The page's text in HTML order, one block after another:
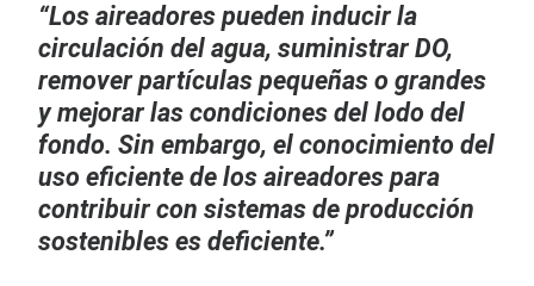
“Los aireadores pueden inducir la
circulación del agua, suministrar DO,
remover partículas pequeñas o grandes
y mejorar las condiciones del lodo del
fondo. Sin embargo, el conocimiento del
uso eficiente de los aireadores para
contribuir con sistemas de producción
sostenibles es deficiente.”